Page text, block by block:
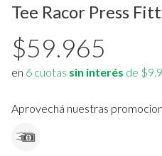
Termostatos
Bombas de calor /chillers
Materiales de instalacion y
accesorios aa
Fan Coil
Ver todos
Estufa a leña
Acumuladores de Acs
Ver todos
Tee Racor Press
$59.965
en 6 cuotas sin interés de
Aprovechá nuestras